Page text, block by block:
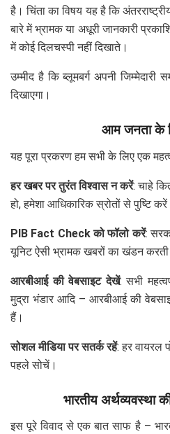
है। चिंता का विषय यह है कि
बारे में भ्रामक या अधूरी जानकारी
में कोई दिलचस्पी नहीं दिखाते।
उम्मीद है कि ब्लूमबर्ग अपनी जिम्मेदारी
दिखाएगा।
आम जनता के
यह पूरा प्रकरण हम सभी के लिए एक
हर खबर पर तुरंत विश्वास न करें: चाहे
हो, हमेशा आधिकारिक स्रोतों से पुष्टि
PIB Fact Check को फॉलो करें:
यूनिट ऐसी भ्रामक खबरों का खंडन
आरबीआई की वेबसाइट देखें: सभी
मुद्रा भंडार आदि – आरबीआई की
हैं।
सोशल मीडिया पर सतर्क रहें: हर वायरल
पहले सोचें।
भारतीय अर्थव्यवस्था
इस पूरे विवाद से एक बात साफ है –